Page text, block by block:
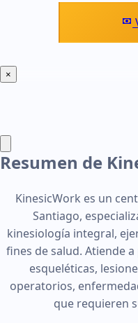
×
Resumen de
KinesicWork es un
Santiago,
kinesiología integral,
fines de salud. Atiende
esqueléticas,
operatorios,
que requieren